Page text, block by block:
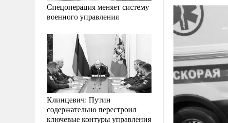
Спецоперация меняет систему
военного управления
Клинцевич: Путин
содержательно перестроил
ключевые контуры управления